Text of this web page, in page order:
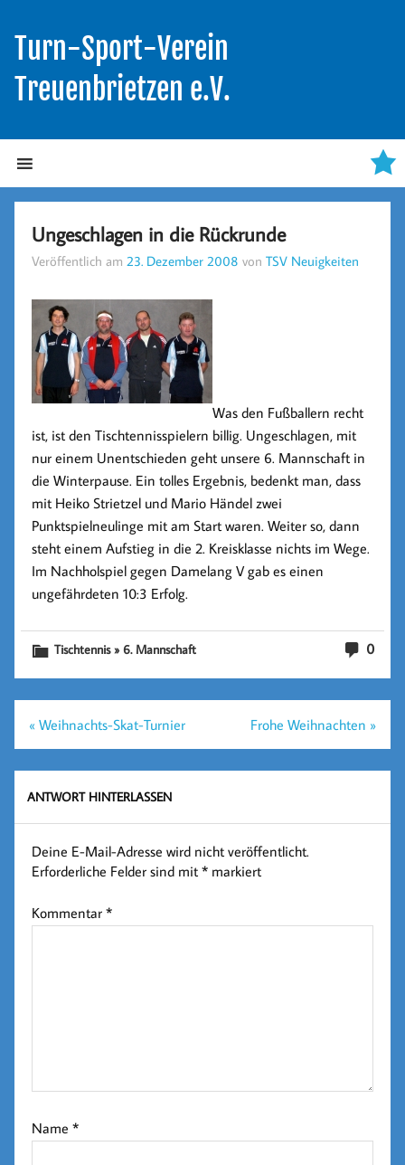
Turn-Sport-Verein
Treuenbrietzen e.V.
Ungeschlagen in die Rückrunde
Veröffentlich am 23. Dezember 2008 vonTSV Neuigkeiten
Was den Fußballern recht
ist, ist den Tischtennisspielern billig. Ungeschlagen, mit
nur einem Unentschieden geht unsere 6. Mannschaft in
die Winterpause. Ein tolles Ergebnis, bedenkt man, dass
mit Heiko Strietzel und Mario Händel zwei
Punktspielneulinge mit am Start waren. Weiter so, dann
steht einem Aufstieg in die 2. Kreisklasse nichts im Wege.
Im Nachholspiel gegen Damelang V gab es einen
ungefährdeten 10:3 Erfolg.
0
Tischtennis » 6. Mannschaft
Beitragsnavigation
« Weihnachts-Skat-Turnier Frohe Weihnachten »
ANTWORT HINTERLASSEN
Deine E-Mail-Adresse wird nicht veröffentlicht.
Erforderliche Felder sind mit* markiert
Kommentar*
Name*